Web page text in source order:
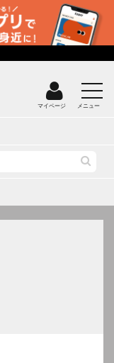
マイページ メニュー